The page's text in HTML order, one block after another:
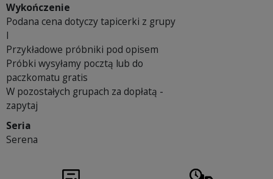
Wykończenie
Podana cena dotyczy tapicerki z grupy
I
Przykładowe próbniki pod opisem
Próbki wysyłamy pocztą lub do
paczkomatu gratis
W pozostałych grupach za dopłatą -
zapytaj
Seria
Serena